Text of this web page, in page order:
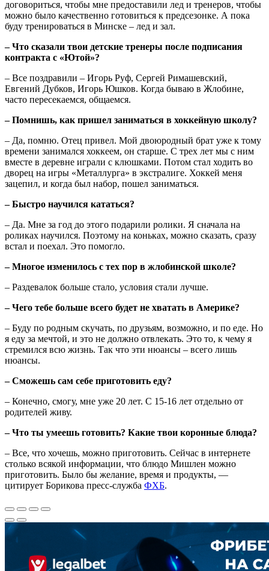
договориться, чтобы мне предоставили лед и тренеров, чтобы
можно было качественно готовиться к предсезонке. А пока
буду тренироваться в Минске – лед и зал.
– Что сказали твои детские тренеры после подписания
контракта с «Ютой»?
– Все поздравили – Игорь Руф, Сергей Римашевский,
Евгений Дубков, Игорь Юшков. Когда бываю в Жлобине,
часто пересекаемся, общаемся.
– Помнишь, как пришел заниматься в хоккейную школу?
– Да, помню. Отец привел. Мой двоюродный брат уже к тому
времени занимался хоккеем, он старше. С трех лет мы с ним
вместе в деревне играли с клюшками. Потом стал ходить во
дворец на игры «Металлурга» в экстралиге. Хоккей меня
зацепил, и когда был набор, пошел заниматься.
– Быстро научился кататься?
– Да. Мне за год до этого подарили ролики. Я сначала на
роликах научился. Поэтому на коньках, можно сказать, сразу
встал и поехал. Это помогло.
– Многое изменилось с тех пор в жлобинской школе?
– Раздевалок больше стало, условия стали лучше.
– Чего тебе больше всего будет не хватать в Америке?
– Буду по родным скучать, по друзьям, возможно, и по еде. Но
я еду за мечтой, и это не должно отвлекать. Это то, к чему я
стремился всю жизнь. Так что эти нюансы – всего лишь
нюансы.
– Сможешь сам себе приготовить еду?
– Конечно, смогу, мне уже 20 лет. С 15-16 лет отдельно от
родителей живу.
– Что ты умеешь готовить? Какие твои коронные блюда?
– Все, что хочешь, можно приготовить. Сейчас в интернете
столько всякой информации, что блюдо Мишлен можно
приготовить. Было бы желание, время и продукты, —
цитирует Борикова пресс-служба ФХБ.